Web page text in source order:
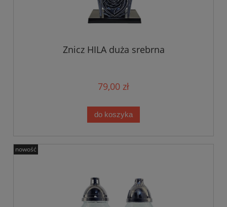
Znicz HILA duża srebrna
79,00 zł
do koszyka
nowość